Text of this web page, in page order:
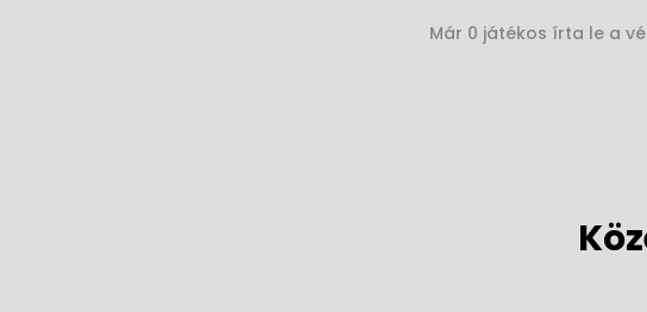
Már 0 játékos írta le a